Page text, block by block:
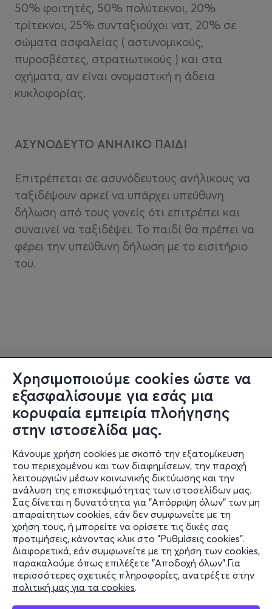
Χρησιμοποιούμε cookies ώστε να
εξασφαλίσουμε για εσάς μια
κορυφαία εμπειρία πλοήγησης
στην ιστοσελίδα μας.
Κάνουμε χρήση cookies με σκοπό την εξατομίκευση
του περιεχομένου και των διαφημίσεων, την παροχή
λειτουργιών μέσων κοινωνικής δικτύωσης και την
ανάλυση της επισκεψιμότητας των ιστοσελίδων μας.
Σας δίνεται η δυνατότητα για "Απόρριψη όλων" των μη
απαραίτητων cookies, εάν δεν συμφωνείτε με τη
χρήση τους, ή μπορείτε να ορίσετε τις δικές σας
προτιμήσεις, κάνοντας κλικ στο "Ρυθμίσεις cookies".
Διαφορετικά, εάν συμφωνείτε με τη χρήση των cookies,
παρακαλούμε όπως επιλέξετε "Αποδοχή όλων".Για
περισσότερες σχετικές πληροφορίες, ανατρέξτε στην
πολιτική μας για τα cookies.
50% φοιτητές, 50% πολύτεκνοι, 20%
τρίτεκνοι, 25% συνταξιούχοι νατ, 20% σε
σώματα ασφαλείας ( αστυνομικούς,
πυροσβέστες, στρατιωτικούς ) και στα
οχήματα, αν είναι ονομαστική η άδεια
κυκλοφορίας.
ΑΣΥΝΟΔΕΥΤΟ ΑΝΗΛΙΚΟ ΠΑΙΔΙ
Επιτρέπεται σε ασυνόδευτους ανήλικους να
ταξιδέψουν αρκεί να υπάρχει υπεύθυνη
δήλωση από τους γονείς ότι επιτρέπει και
συναινεί να ταξιδέψει. Το παιδί θα πρέπει να
φέρει την υπεύθυνη δήλωση με το εισιτήριο
του.
Πληροφορίες
Υποστήριξη
Stay Connected
Mobile app